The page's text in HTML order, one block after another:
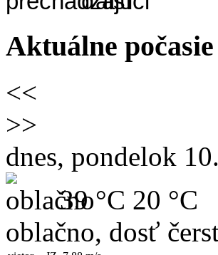
Aktuálne počasie
<<
>>
dnes, pondelok
39 °C 20 °C
oblačno, dosť